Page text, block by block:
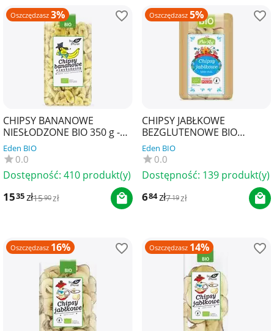
Oszczędzasz 3%
CHIPSY BANANOWE
NIESŁODZONE BIO 350 g -
BIO PLANET
Eden BIO
0.0
Dostępność: 410 produkt(y)
1535zł1590zł
Oszczędzasz 5%
CHIPSY JABŁKOWE
BEZGLUTENOWE BIO
(POLSKA) 50 g - BIO RAJ
Eden BIO
0.0
Dostępność: 139 produkt(y)
684zł719zł
Oszczędzasz 16% Oszczędzasz 14%